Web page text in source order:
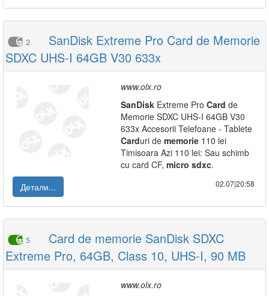
2
SanDisk Extreme Pro Card de Memorie
SDXC UHS-I 64GB V30 633x
www.olx.ro
SanDisk Extreme Pro Card de
Memorie SDXC UHS-I 64GB V30
633x Accesorii Telefoane - Tablete
Carduri de memorie 110 lei
Timisoara Azi 110 lei: Sau schimb
cu card CF, micro sdxc.
Детали...
02.07|20:58
5
Card de memorie SanDisk SDXC
Extreme Pro, 64GB, Class 10, UHS-I, 90 MB
www.olx.ro